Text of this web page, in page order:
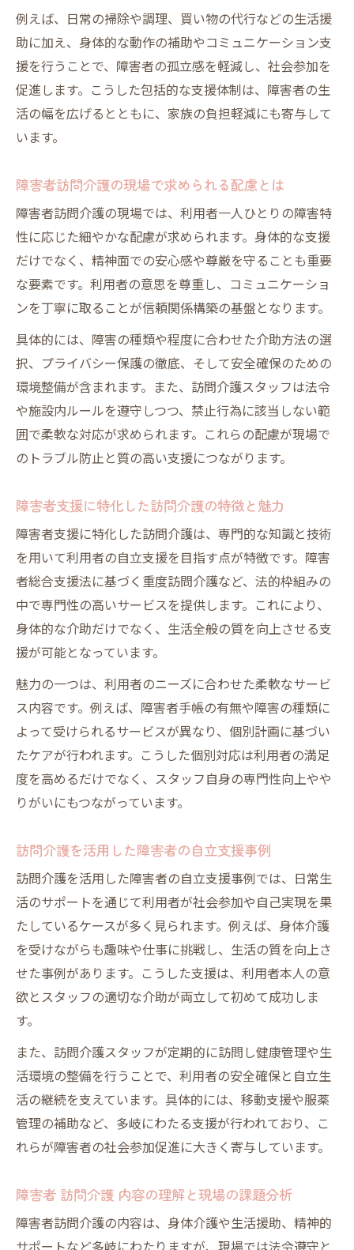
訪問介護で実践する障害者への配慮のポイ
ント
障害者 訪問介護 内容を深掘り実践力を高め
る
重度訪問介護の法令と訪問介護の守るべき
基準
障害者総合支援法に基づく訪問介護の実際
重度障害者への訪問介護で重視すべき法令
知識
訪問介護資格と重度訪問介護でのルールの
違い
訪問介護現場で重度障害者支援の法令遵守
を徹底
禁止されている行為とその背景を解説
訪問介護で障害者対応時に禁止される行為
一覧
体例
障害者支援における訪問介護とできないこ
と
訪問介護 禁止行為の背景と法的根拠を学ぶ
障害福祉サービスで守るべき訪問介護の規
範
訪問介護資格が障害者支援で果たす役割と
は
障害者訪問介護に必要な資格と仕事内容の
特徴
訪問介護従事者の資格選びとキャリアアッ
障害者 訪問介護資格取得で広がる働き方の
幅
訪問介護の仕事内容と資格取得の関係性を
解説
障害福祉サービスで安心を届けるには
訪問介護で障害福祉サービスの安心感を高
める
訪問介護を通じて障害者が安心する理由を
解説
障害者 訪問介護事業所選びで重視すべき視
点
訪問介護で障害者が自分らしく暮らす支援
例えば、日常の掃除や調理、買い物の代行などの生活援
助に加え、身体的な動作の補助やコミュニケーション支
援を行うことで、障害者の孤立感を軽減し、社会参加を
促進します。こうした包括的な支援体制は、障害者の生
活の幅を広げるとともに、家族の負担軽減にも寄与して
います。
障害者訪問介護の現場で求められる配慮とは
障害者訪問介護の現場では、利用者一人ひとりの障害特
性に応じた細やかな配慮が求められます。身体的な支援
だけでなく、精神面での安心感や尊厳を守ることも重要
な要素です。利用者の意思を尊重し、コミュニケーショ
ンを丁寧に取ることが信頼関係構築の基盤となります。
具体的には、障害の種類や程度に合わせた介助方法の選
択、プライバシー保護の徹底、そして安全確保のための
環境整備が含まれます。また、訪問介護スタッフは法令
や施設内ルールを遵守しつつ、禁止行為に該当しない範
囲で柔軟な対応が求められます。これらの配慮が現場で
のトラブル防止と質の高い支援につながります。
障害者支援に特化した訪問介護の特徴と魅力
障害者支援に特化した訪問介護は、専門的な知識と技術
を用いて利用者の自立支援を目指す点が特徴です。障害
者総合支援法に基づく重度訪問介護など、法的枠組みの
中で専門性の高いサービスを提供します。これにより、
身体的な介助だけでなく、生活全般の質を向上させる支
援が可能となっています。
魅力の一つは、利用者のニーズに合わせた柔軟なサービ
ス内容です。例えば、障害者手帳の有無や障害の種類に
よって受けられるサービスが異なり、個別計画に基づい
たケアが行われます。こうした個別対応は利用者の満足
度を高めるだけでなく、スタッフ自身の専門性向上やや
りがいにもつながっています。
訪問介護を活用した障害者の自立支援事例
訪問介護を活用した障害者の自立支援事例では、日常生
活のサポートを通じて利用者が社会参加や自己実現を果
たしているケースが多く見られます。例えば、身体介護
を受けながらも趣味や仕事に挑戦し、生活の質を向上さ
せた事例があります。こうした支援は、利用者本人の意
欲とスタッフの適切な介助が両立して初めて成功しま
す。
また、訪問介護スタッフが定期的に訪問し健康管理や生
活環境の整備を行うことで、利用者の安全確保と自立生
活の継続を支えています。具体的には、移動支援や服薬
管理の補助など、多岐にわたる支援が行われており、こ
れらが障害者の社会参加促進に大きく寄与しています。
障害者 訪問介護 内容の理解と現場の課題分析
障害者訪問介護の内容は、身体介護や生活援助、精神的